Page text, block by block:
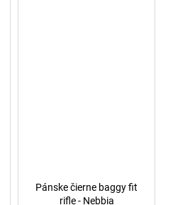
Pánske čierne baggy fit
rifle - Nebbia